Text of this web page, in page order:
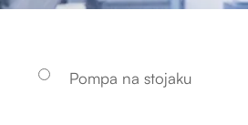
Pompa na stojaku